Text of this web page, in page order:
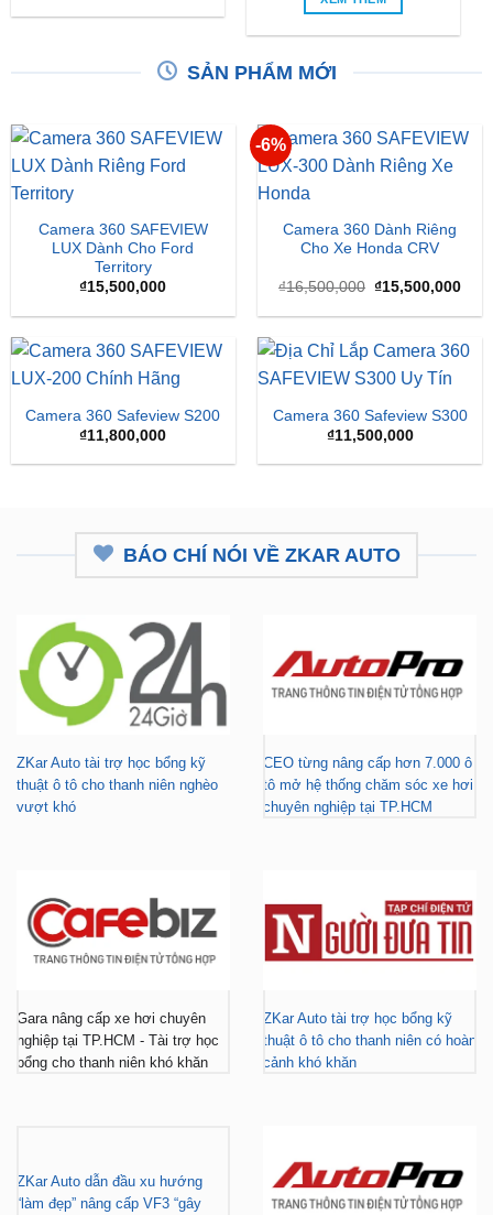
SẢN PHẨM MỚI
Camera 360 SAFEVIEW
LUX Dành Cho Ford
Territory
₫15,500,000
-6%
Camera 360 Dành Riêng
Cho Xe Honda CRV
₫16,500,000 Giá
là:
₫15,500,000Giá
tại
Camera 360 Safeview S200
₫11,800,000
Camera 360 Safeview S300
₫11,500,000
BÁO CHÍ NÓI VỀ ZKAR AUTO
ZKar Auto tài trợ học bổng kỹ
thuật ô tô cho thanh niên nghèo
vượt khó
CEO từng nâng cấp hơn 7.000 ô
tô mở hệ thống chăm sóc xe hơi
chuyên nghiệp tại TP.HCM
Gara nâng cấp xe hơi chuyên
nghiệp tại TP.HCM - Tài trợ học
bổng cho thanh niên khó khăn
ZKar Auto tài trợ học bổng kỹ
thuật ô tô cho thanh niên có hoàn
cảnh khó khăn
ZKar Auto dẫn đầu xu hướng
“làm đẹp” nâng cấp VF3 “gây